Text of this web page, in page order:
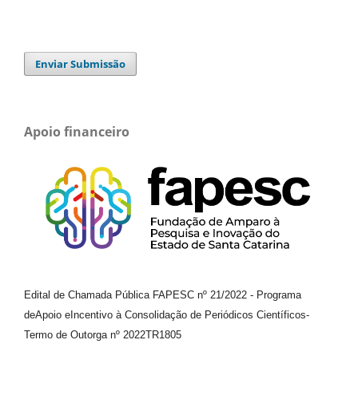
Enviar Submissão
Apoio financeiro
Edital de Chamada Pública FAPESC nº 21/2022 - Programa
deApoio e Incentivo à Consolidação de Periódicos Científicos-
Termo de Outorga nº 2022TR1805